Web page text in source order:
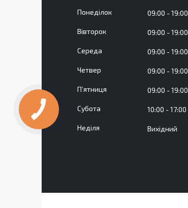
Понеділок 09:00 19:00
Вівторок 09:00 19:00
Середа 09:00 19:00
Четвер 09:00 19:00
Пʼятниця 09:00 19:00
Субота 10:00 17:00
Неділя Вихідний